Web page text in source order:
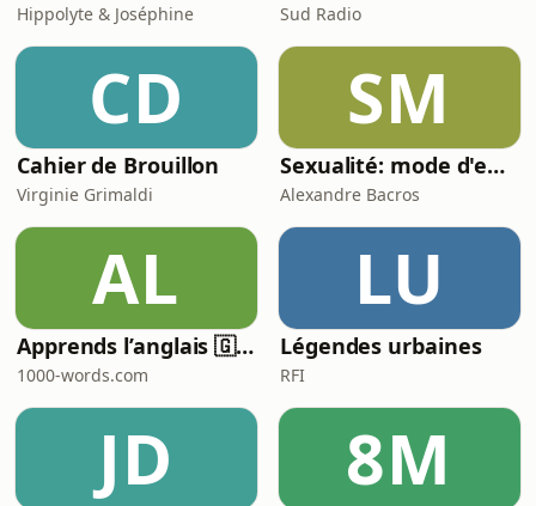
Hippolyte & Joséphine Sud Radio
CD
Cahier de Brouillon
Virginie Grimaldi
SM
Sexualité: mode d'emploi
Alexandre Bacros
AL
Apprends l’anglais 🇬🇧 pendant ton sommeil 😴 1000 phrases pour débutants | avec 1000-words.com
1000-words.com
LU
Légendes urbaines
RFI
JD 8M